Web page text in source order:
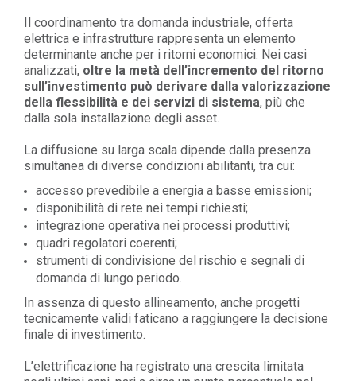
Il coordinamento tra domanda industriale, offerta
elettrica e infrastrutture rappresenta un elemento
determinante anche per i ritorni economici. Nei casi
analizzati, oltre la metà dell’incremento del ritorno
sull’investimento può derivare dalla valorizzazione
della flessibilità e dei servizi di sistema, più che
dalla sola installazione degli asset.
La diffusione su larga scala dipende dalla presenza
simultanea di diverse condizioni abilitanti, tra cui:
accesso prevedibile a energia a basse emissioni;
disponibilità di rete nei tempi richiesti;
integrazione operativa nei processi produttivi;
quadri regolatori coerenti;
strumenti di condivisione del rischio e segnali di
domanda di lungo periodo.
In assenza di questo allineamento, anche progetti
tecnicamente validi faticano a raggiungere la decisione
finale di investimento.
L’elettrificazione ha registrato una crescita limitata